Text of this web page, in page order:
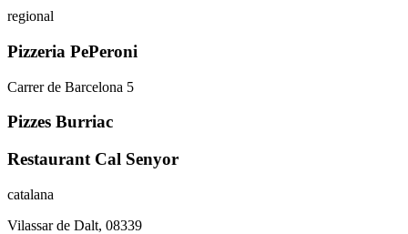
regional
Pizzeria PePeroni
Carrer de Barcelona 5
Pizzes Burriac
Restaurant Cal Senyor
catalana
Vilassar de Dalt, 08339